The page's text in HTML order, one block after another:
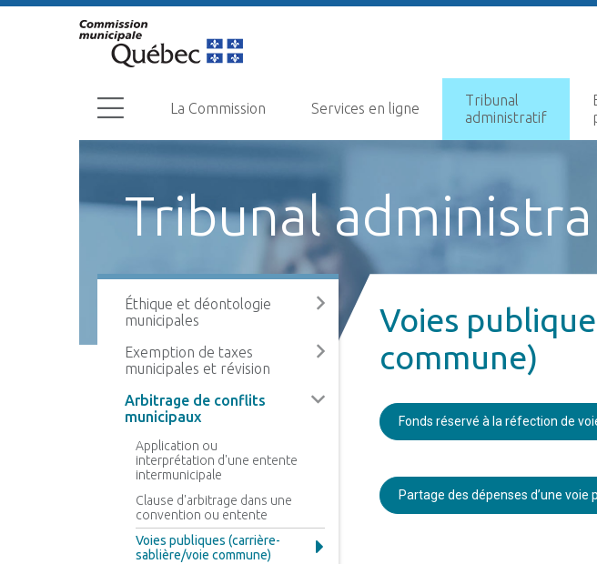
La Commission Services en ligne
Tribunal
administratif
Tribunal
Éthique et déontologie
municipales
Exemption de taxes
municipales et révision
Arbitrage de conflits
municipaux
Application ou
interprétation d'une entente
intermunicipale
Clause d'arbitrage dans une
convention ou entente
Voies publiques (carrière-
sablière/voie commune)
Voies
commune)
Fonds réservé à la réfection de
Partage des dépenses d’une